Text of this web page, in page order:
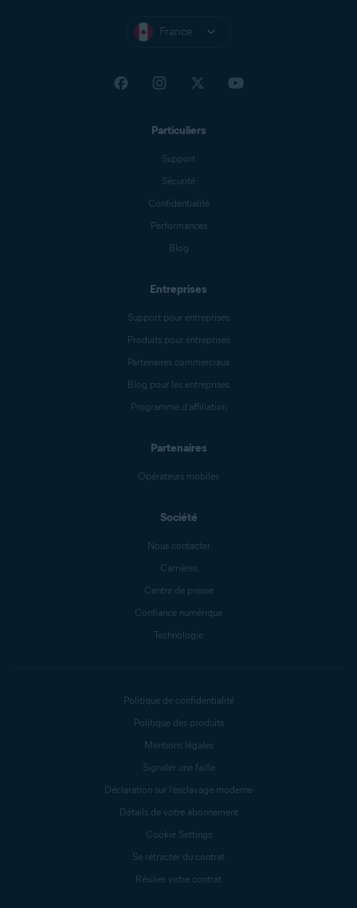
France
Particuliers
Support
Sécurité
Confidentialité
Performances
Blog
Entreprises
Support pour entreprises
Produits pour entreprises
Partenaires commerciaux
Blog pour les entreprises
Programme d’affiliation
Partenaires
Opérateurs mobiles
Société
Nous contacter
Carrières
Centre de presse
Confiance numérique
Technologie
Politique de confidentialité
Politique des produits
Mentions légales
Signaler une faille
Déclaration sur l’esclavage moderne
Détails de votre abonnement
Cookie Settings
Se rétracter du contrat
Résilier votre contrat